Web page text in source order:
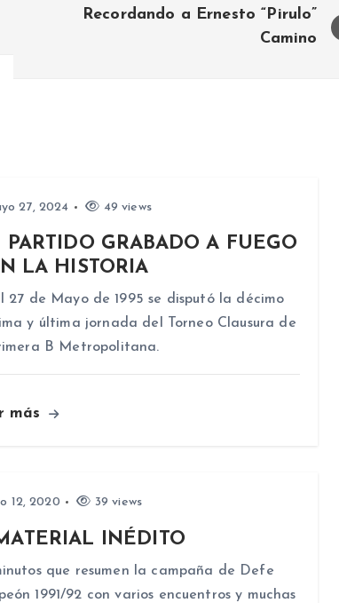
Recordando a Ernesto “Pirulo”
Camino
27, 2024 49 views
PARTIDO GRABADO A FUEGO
LA HISTORIA
27 de Mayo de 1995 se disputó la décimo
y última jornada del Torneo Clausura de
B Metropolitana.
más
12, 2020 39 views
INÉDITO
que resumen la campaña de Defe
1991/92 con varios encuentros y muchas